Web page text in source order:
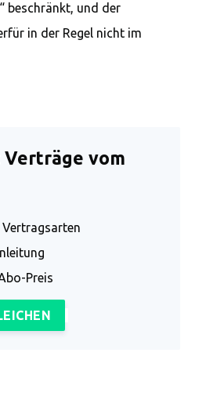
beschränkt, und der
in der Regel nicht im
vom
Preis